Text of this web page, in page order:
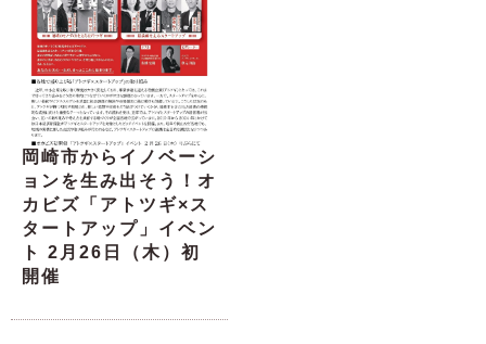
岡崎市からイノベーシ
ョンを生み出そう！オ
カビズ「アトツギ×ス
タートアップ」イベン
ト 2月26日（木）初
開催